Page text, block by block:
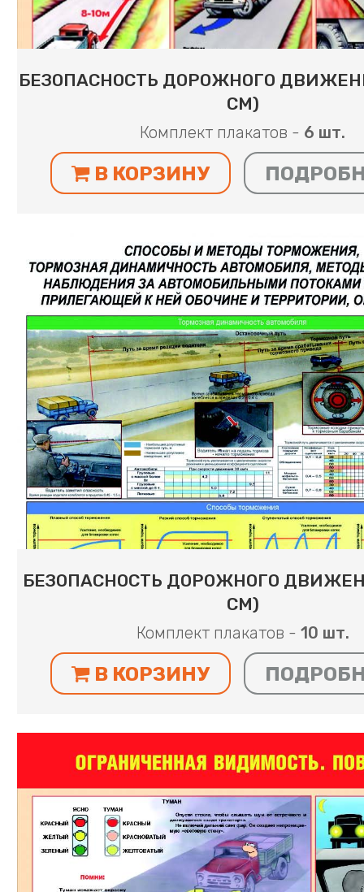
БЕЗОПАСНОСТЬ ДОРОЖНОГО
СМ)
Комплект плакатов - 6 шт.
В КОРЗИНУ
БЕЗОПАСНОСТЬ ДОРОЖНОГО
СМ)
Комплект плакатов - 10 шт.
В КОРЗИНУ